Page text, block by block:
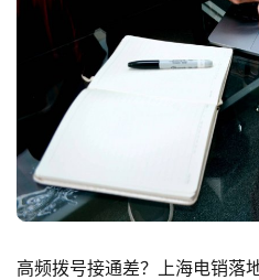
高频拨号接通差？上海电销落